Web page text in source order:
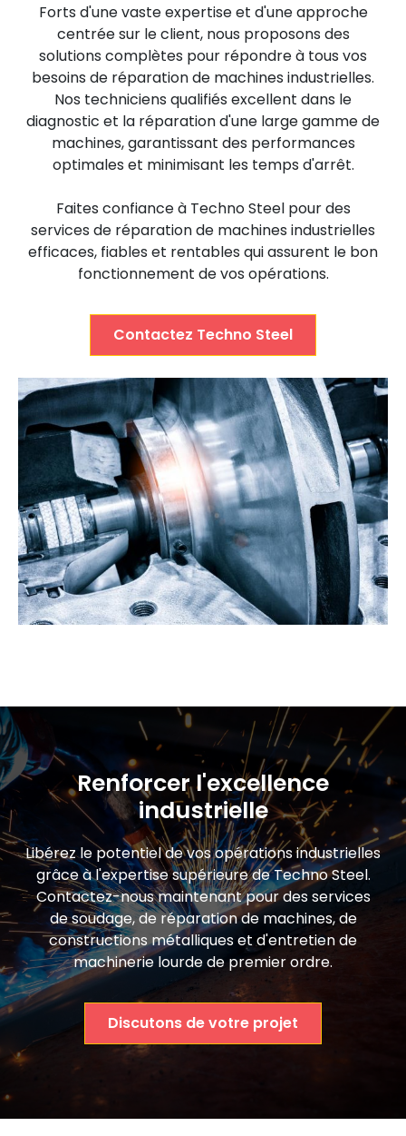
Forts d'une vaste expertise et d'une approche
centrée sur le client, nous proposons des
solutions complètes pour répondre à tous vos
besoins de réparation de machines industrielles.
Nos techniciens qualifiés excellent dans le
diagnostic et la réparation d'une large gamme de
machines, garantissant des performances
optimales et minimisant les temps d'arrêt.
Faites confiance à Techno Steel pour des
services de réparation de machines industrielles
efficaces, fiables et rentables qui assurent le bon
fonctionnement de vos opérations.
Contactez Techno Steel
Renforcer l'excellence
industrielle
Libérez le potentiel de vos opérations industrielles
grâce à l'expertise supérieure de Techno Steel.
Contactez-nous maintenant pour des services
de soudage, de réparation de machines, de
constructions métalliques et d'entretien de
machinerie lourde de premier ordre.
Discutons de votre projet